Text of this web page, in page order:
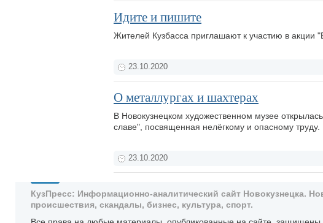
Идите и пишите
Жителей Кузбасса приглашают к участию в акции
23.10.2020
О металлургах и шахтерах
В Новокузнецком художественном музее
славе", посвященная нелёгкому и опасному труду.
23.10.2020
КузПресс: Информационно-аналитический сайт Новокузнецка.
происшествия, скандалы, бизнес, культура, спорт.